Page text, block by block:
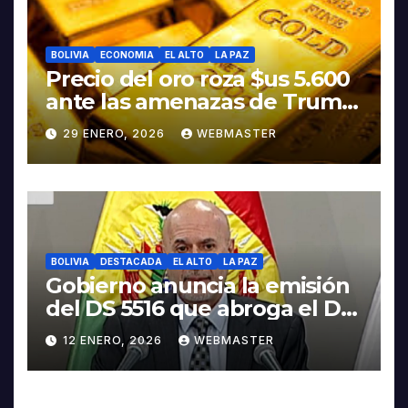
BOLIVIA ECONOMIA EL ALTO LA PAZ
Precio del oro roza $us 5.600
ante las amenazas de Trump
contra Irán
29 ENERO, 2026 WEBMASTER
BOLIVIA DESTACADA EL ALTO LA PAZ
Gobierno anuncia la emisión
del DS 5516 que abroga el DS
5503
12 ENERO, 2026 WEBMASTER